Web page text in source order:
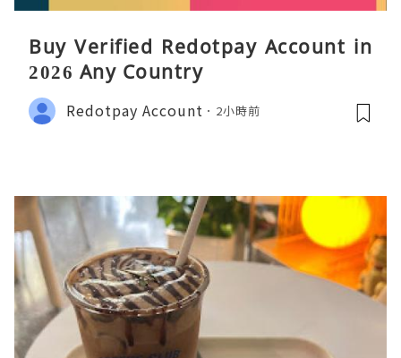
Buy Verified Redotpay Account in
2026 Any Country
Redotpay Account 2小時前